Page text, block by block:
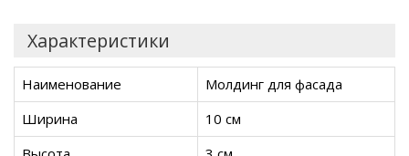
Характеристики
Наименование
Молдинг для фасада
Ширина
10 см